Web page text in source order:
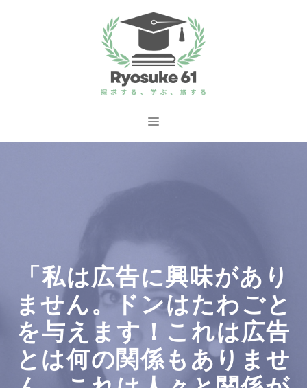
ス
メ
「私は広告に興味があり
ません。ドンはたわごと
を与えます！これは広告
とは何の関係もありませ